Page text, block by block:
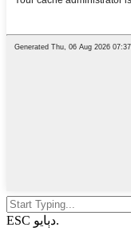
ESC دٻايو.